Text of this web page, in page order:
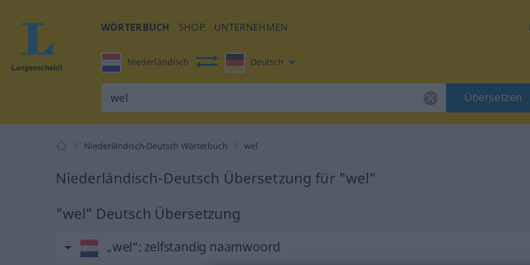
WÖRTERBUCH SHOP UNTERNEHMEN
Niederländisch Deutsch
Übersetzen
Niederländisch-Deutsch Wörterbuch wel
Niederländisch-Deutsch Übersetzung für "wel"
"wel" Deutsch Übersetzung
„wel“: zelfstandig naamwoord